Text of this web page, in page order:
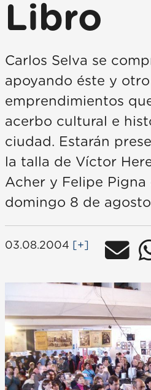
Libro
Carlos Selva se
apoyando éste y
emprendimientos
acerbo cultural e
ciudad. Estarán
la talla de Víctor
Acher y Felipe Pigna
domingo 8 de
03.08.2004 [+]